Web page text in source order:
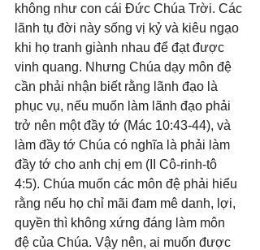
không như con cái Đức Chúa Trời. Các
lãnh tụ đời này sống vị kỷ và kiêu ngạo
khi họ tranh giành nhau để đạt được
vinh quang. Nhưng Chúa dạy môn đệ
cần phải nhận biết rằng lãnh đạo là
phục vụ, nếu muốn làm lãnh đạo phải
trở nên một đầy tớ (Mác 10:43-44), và
làm đầy tớ Chúa có nghĩa là phải làm
đầy tớ cho anh chị em (II Cô-rinh-tô
4:5). Chúa muốn các môn đệ phải hiểu
rằng nếu họ chỉ mãi đam mê danh, lợi,
quyền thì không xứng đáng làm môn
đệ của Chúa. Vậy nên, ai muốn được